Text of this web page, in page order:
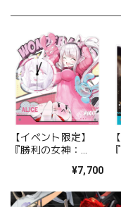
【イベント限定】
『勝利の女神：
置時計 アリス¥7,700